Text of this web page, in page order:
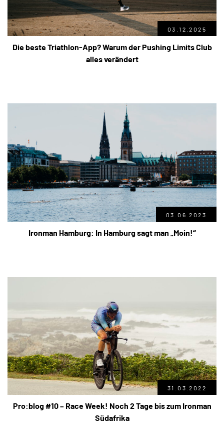
03.12.2025
Die beste Triathlon-App? Warum der Pushing Limits Club
alles verändert
03.06.2023
Ironman Hamburg: In Hamburg sagt man „Moin!“
31.03.2022
Pro:blog #10 – Race Week! Noch 2 Tage bis zum Ironman
Südafrika